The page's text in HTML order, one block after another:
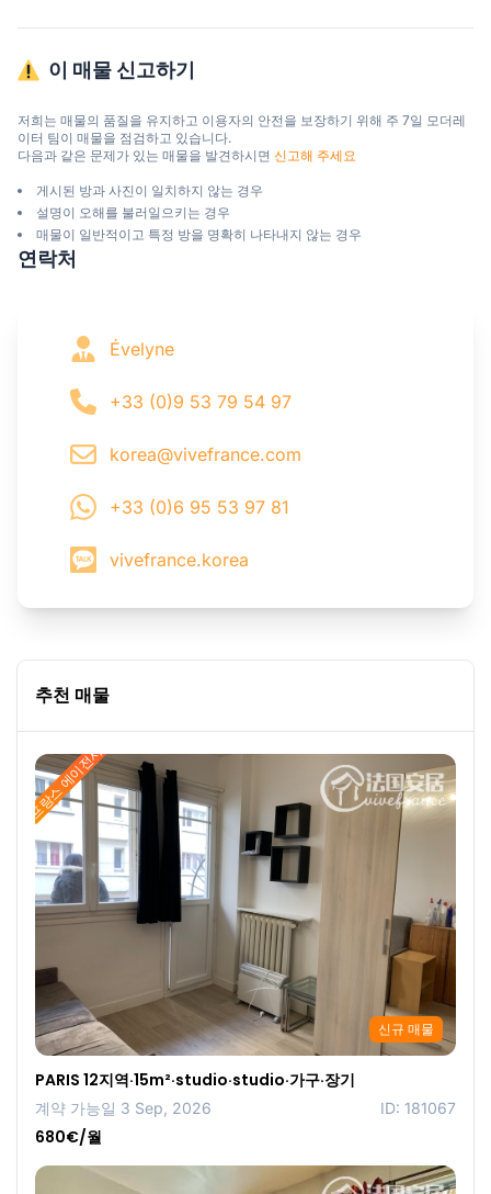
이 매물 신고하기
저희는 매물의 품질을 유지하고 이용자의 안전을 보장하기 위해 주 7일 모더레
이터 팀이 매물을 점검하고 있습니다.
다음과 같은 문제가 있는 매물을 발견하시면 신고해 주세요
게시된 방과 사진이 일치하지 않는 경우
설명이 오해를 불러일으키는 경우
매물이 일반적이고 특정 방을 명확히 나타내지 않는 경우
연락처
Évelyne
+33 (0)9 53 79 54 97
korea@vivefrance.com
+33 (0)6 95 53 97 81
vivefrance.korea
추천 매물
프랑스 에이전시
신규 매물
PARIS 12지역·15m²·studio·studio·가구·장기
계약 가능일 3 Sep, 2026 ID: 181067
680€/월